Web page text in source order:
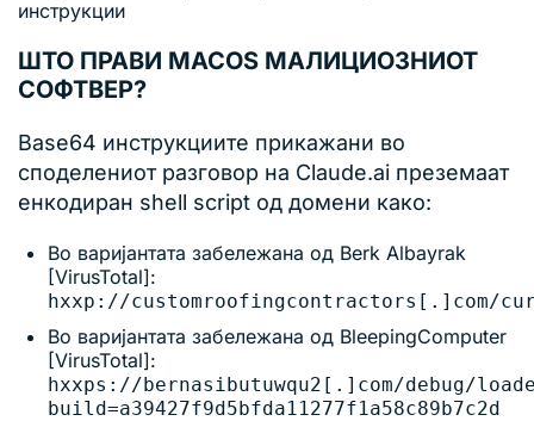
инструкции
ШТО ПРАВИ MACOS МАЛИЦИОЗНИОТ
СОФТВЕР?
Base64 инструкциите прикажани во
споделениот разговор на Claude.ai преземаат
енкодиран shell script од домени како:
Во варијантата забележана од Berk Albayrak
[VirusTotal]:
hxxp://customroofingcontractors[.]com/curl/
Во варијантата забележана од BleepingComputer
[VirusTotal]:
hxxps://bernasibutuwqu2[.]com/debug/
build=a39427f9d5bfda11277f1a58c89b7c2d